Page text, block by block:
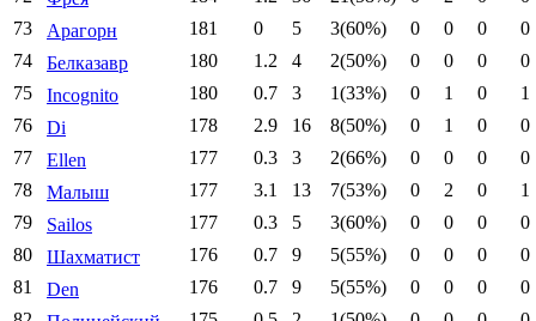
73
Арагорн 181 0 5 3(60%) 0 0 0
0
74
Белказавр 180 1.2 4 2(50%) 0 0 0
0
75
Incognito 180 0.7 3 1(33%) 0 1 0
1
76
Di 178 2.9 16 8(50%) 0 1 0
0
77
Ellen 177 0.3 3 2(66%) 0 0 0
0
78
Малыш 177 3.1 13 7(53%) 0 2 0
1
79
Sailos 177 0.3 5 3(60%) 0 0 0
0
80
Шахматист 176 0.7 9 5(55%) 0 0 0
0
81
Den 176 0.7 9 5(55%) 0 0 0
0